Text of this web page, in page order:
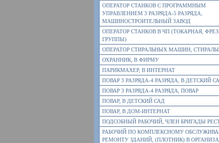
ОПЕРАТОР СТАНКОВ С ПРОГРАММНЫМ
УПРАВЛЕНИЕМ 3 РАЗРЯДА-5 РАЗРЯДА,
МАШИНОСТРОИТЕЛЬНЫЙ ЗАВОД
ОПЕРАТОР СТАНКОВ В ЧП (ТОКАРНАЯ,
ГРУППЫ)
ОПЕРАТОР СТИРАЛЬНЫХ МАШИН,
ОХРАННИК, В ФИРМУ
ПАРИКМАХЕР, В ИНТЕРНАТ
ПОВАР 3 РАЗРЯДА-4 РАЗРЯДА, В ДЕТСКИЙ
ПОВАР 3 РАЗРЯДА-4 РАЗРЯДА, ПОВАР
ПОВАР, В ДЕТСКИЙ САД
ПОВАР, В ДОМ-ИНТЕРНАТ
ПОДСОБНЫЙ РАБОЧИЙ, ЧЛЕН БРИГАДЫ
РАБОЧИЙ ПО КОМПЛЕКСНОМУ
РЕМОНТУ ЗДАНИЙ, (ПЛОТНИК) В